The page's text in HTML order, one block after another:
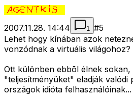
2007.11.28. 14:44 1 #5
Lehet hogy kínában azok
vonzódnak a virtuális világohoz?
Ott különben ebbõl élnek
"teljesítményüket" eladják valódi
országok idióta felhasználóinak...